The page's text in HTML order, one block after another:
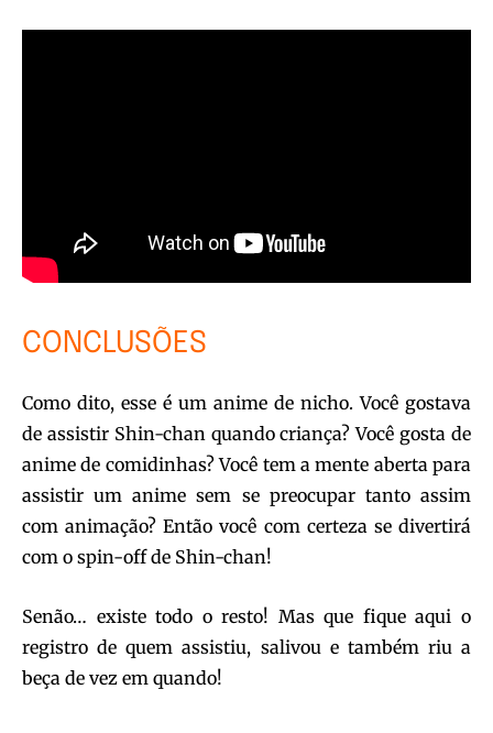
CONCLUSÕES
Como dito, esse é um anime de nicho. Você gostava
de assistir Shin-chan quando criança? Você gosta de
anime de comidinhas? Você tem a mente aberta para
assistir um anime sem se preocupar tanto assim
com animação? Então você com certeza se divertirá
com o spin-off de Shin-chan!
Senão… existe todo o resto! Mas que fique aqui o
registro de quem assistiu, salivou e também riu a
beça de vez em quando!